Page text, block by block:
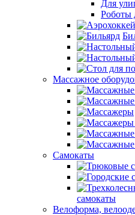
Для
Роботы
Массажное
Самокаты
самокаты
Велоформа,